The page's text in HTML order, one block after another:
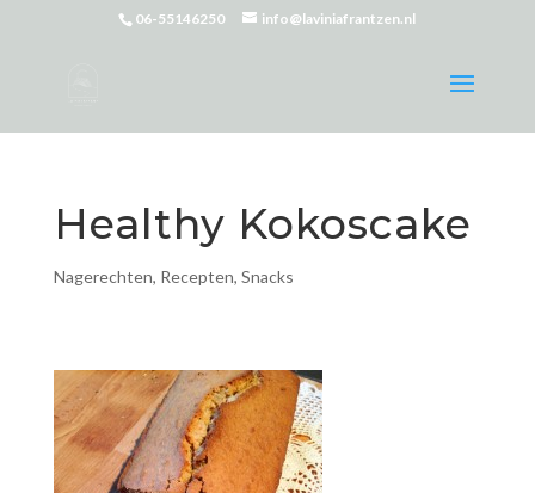
06-55146250 info@laviniafrantzen.nl
Healthy Kokoscake
Nagerechten, Recepten, Snacks